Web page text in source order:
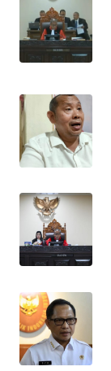
WN DELI
SERDANG
TEBING
TINGGI
WN
WN
KARAWANG
BEKASI
WN
BOGOR